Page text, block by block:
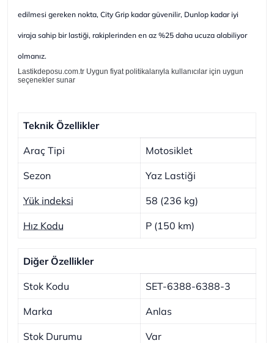
edilmesi gereken nokta, City Grip kadar güvenilir, Dunlop kadar iyi
viraja sahip bir lastiği, rakiplerinden en az %25 daha ucuza alabiliyor
olmanız.
Lastikdeposu.com.tr Uygun fiyat politikalarıyla kullanıcılar için uygun
seçenekler sunar
Teknik Özellikler
Araç Tipi Motosiklet
Sezon Yaz Lastiği
Yük indeksi 58 (236 kg)
Hız Kodu P (150 km)
Diğer Özellikler
Stok Kodu SET-6388-6388-3
Marka Anlas
Stok Durumu Var